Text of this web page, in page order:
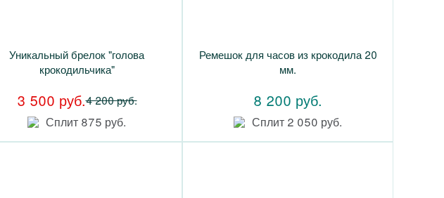
Уникальный брелок "голова
крокодильчика"
3 500 руб.4 200 руб.
Сплит 875 руб.
Ремешок для часов из крокодила 20
мм.
8 200 руб.
Сплит 2 050 руб.